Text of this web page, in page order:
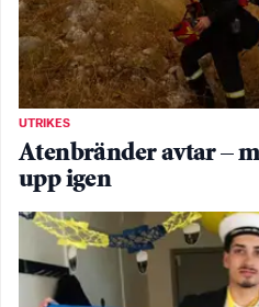
UTRIKES
Atenbränder avtar –
upp igen